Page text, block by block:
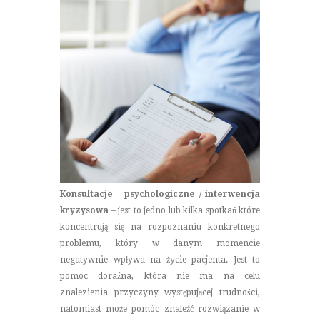
Konsultacje psychologiczne / interwencja
kryzysowa – jest to jedno lub kilka spotkań które
koncentrują się na rozpoznaniu konkretnego
problemu, który w danym momencie
negatywnie wpływa na życie pacjenta. Jest to
pomoc doraźna, która nie ma na celu
znalezienia przyczyny występującej trudności,
natomiast może pomóc znaleźć rozwiązanie w